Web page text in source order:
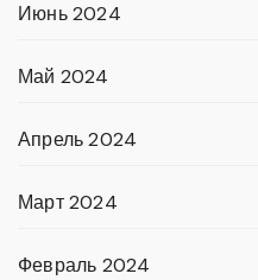
Июнь 2024
Май 2024
Апрель 2024
Март 2024
Февраль 2024